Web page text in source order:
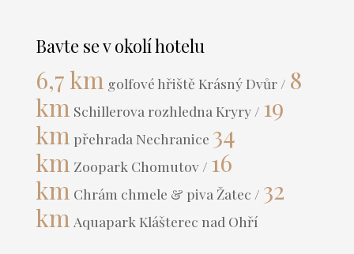
Bavte se v okolí hotelu
6,7 km golfové hřiště Krásný Dvůr / 8
km Schillerova rozhledna Kryry / 19
km přehrada Nechranice 34
km Zoopark Chomutov / 16
km Chrám chmele & piva Žatec / 32
km Aquapark Klášterec nad Ohří